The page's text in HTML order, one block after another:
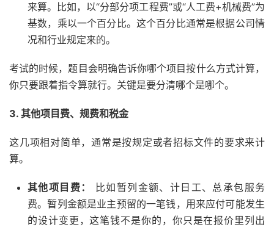
来算。比如，以“分部分项工程费”或“人工费+机械费”为
基数，乘以一个百分比。这个百分比通常是根据公司情
况和行业规定来的。
考试的时候，题目会明确告诉你哪个项目按什么方式计算，
你只要跟着指令算就行。关键是要分清哪个是哪个。
3. 其他项目费、规费和税金
这几项相对简单，通常是按规定或者招标文件的要求来计
算。
其他项目费：
比如暂列金额、计日工、总承包服务
费。暂列金额是业主预留的一笔钱，用来应付可能发生
的设计变更，这笔钱不是你的，你只是在报价里列出